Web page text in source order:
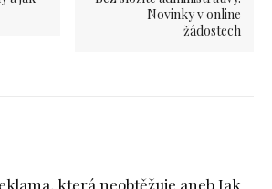
Novinky v online
žádostech
která neobtěžuje aneb Jak